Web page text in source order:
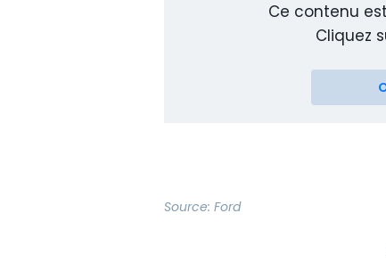
Ce contenu
Cliquez
Source: Ford